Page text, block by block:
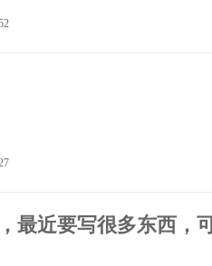
最近要写很多东西，